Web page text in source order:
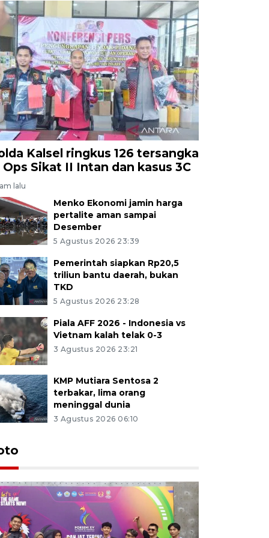
Kalsel ringkus 126 tersangka
Ops Sikat II Intan dan kasus 3C
lalu
Menko Ekonomi jamin harga
pertalite aman sampai
Desember
5 Agustus 2026 23:39
Pemerintah siapkan Rp20,5
triliun bantu daerah, bukan
TKD
5 Agustus 2026 23:28
Piala AFF 2026 - Indonesia vs
Vietnam kalah telak 0-3
3 Agustus 2026 23:21
KMP Mutiara Sentosa 2
terbakar, lima orang
meninggal dunia
3 Agustus 2026 06:10